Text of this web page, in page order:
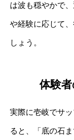
は波も穏やかで
や経験に応じて
しょう。
体験
実際に壱岐でサ
ると、「底の石